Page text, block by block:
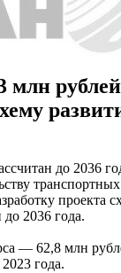
млн рублей
до 2036
проекта
2036 года.
— 62,8 млн
года.